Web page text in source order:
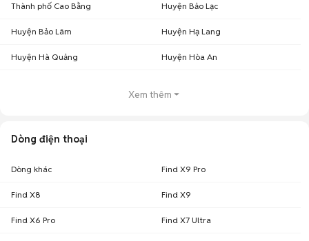
Thành phố Cao Bằng Huyện Bảo Lạc
Huyện Bảo Lâm Huyện Hạ Lang
Huyện Hà Quảng Huyện Hòa An
Xem thêm
Dòng điện thoại
Dòng khác Find X9 Pro
Find X8 Find X9
Find X6 Pro Find X7 Ultra